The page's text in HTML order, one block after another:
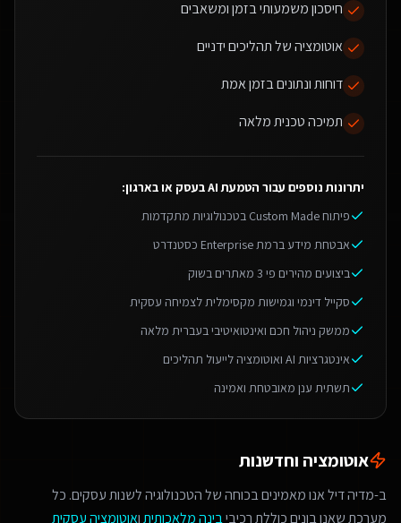
חיסכון משמעותי בזמן ומשאבים
אוטומציה של תהליכים ידניים
דוחות ונתונים בזמן אמת
תמיכה טכנית מלאה
יתרונות נוספים עבור הטמעת AI בעסק או בארגון
:
פיתוח Custom Made בטכנולוגיות מתקדמות
אבטחת מידע ברמת Enterprise כסטנדרט
ביצועים מהירים פי 3 מאתרים בשוק
סקייל דינמי וגמישות מקסימלית לצמיחה עסקית
ממשק ניהול חכם ואינטואיטיבי בעברית מלאה
אינטגרציות AI ואוטומציה לייעול תהליכים
תשתית ענן מאובטחת ואמינה
אוטומציה וחדשנות
ב-מדיה דיל אנו מאמינים בכוחה של הטכנולוגיה לשנות עסקים. כל
מערכת שאנו בונים כוללת רכיביבינה מלאכותיתואוטומציה עסקית